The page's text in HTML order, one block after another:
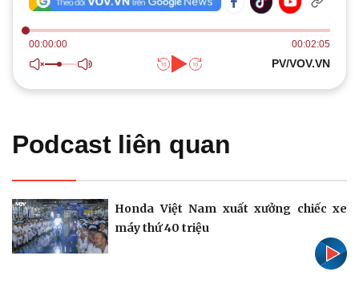
Bất động sản
Khởi nghiệp
Giá vàng
Tiêu dùng
Chứng khoán
Vụ án
Tin nóng
Tư vấn luật
Vũ khí
Việt Nam
00:00:00 00:02:05
PV/VOV.VN
Podcast liên quan
Honda Việt Nam xuất xưởng chiếc xe
máy thứ 40 triệu